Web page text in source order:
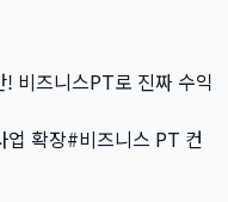
비즈니스PT로 진짜 수익
업 확장#비즈니스 PT 컨